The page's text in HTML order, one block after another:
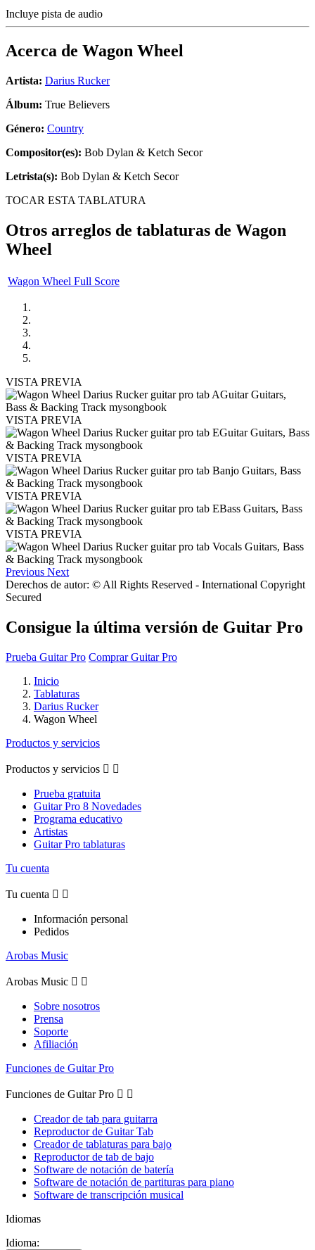
Incluye pista de audio
Acerca de Wagon Wheel
Artista: Darius Rucker
Álbum: True Believers
Género: Country
Compositor(es): Bob Dylan & Ketch Secor
Letrista(s): Bob Dylan & Ketch Secor
TOCAR ESTA TABLATURA
Otros arreglos de tablaturas de Wagon
Wheel
Wagon Wheel Full Score
VISTA PREVIA
VISTA PREVIA
VISTA PREVIA
VISTA PREVIA
VISTA PREVIA
Previous Next
Derechos de autor: © All Rights Reserved - International Copyright
Secured
Consigue la última versión de Guitar Pro
Prueba Guitar Pro Comprar Guitar Pro
Inicio
Tablaturas
Darius Rucker
Wagon Wheel
Productos y servicios
Productos y servicios  
Prueba gratuita
Guitar Pro 8 Novedades
Programa educativo
Artistas
Guitar Pro tablaturas
Tu cuenta
Tu cuenta  
Información personal
Pedidos
Arobas Music
Arobas Music  
Sobre nosotros
Prensa
Soporte
Afiliación
Funciones de Guitar Pro
Funciones de Guitar Pro  
Creador de tab para guitarra
Reproductor de Guitar Tab
Creador de tablaturas para bajo
Reproductor de tab de bajo
Software de notación de batería
Software de notación de partituras para piano
Software de transcripción musical
Idiomas
Idioma: